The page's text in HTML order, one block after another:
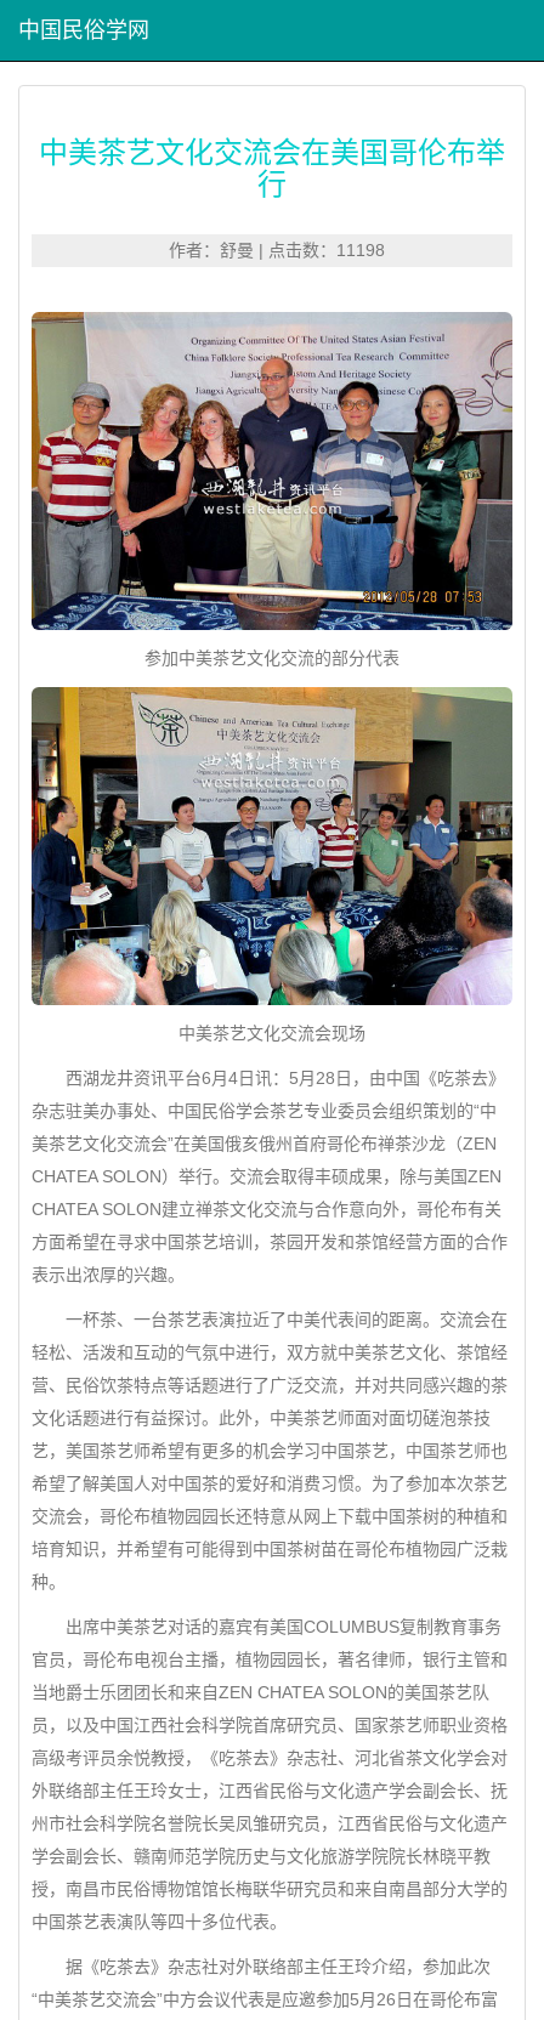
中国民俗学网
中美茶艺文化交流会在美国哥伦布举
行
作者：舒曼 | 点击数：11198
参加中美茶艺文化交流的部分代表
中美茶艺文化交流会现场
西湖龙井资讯平台6月4日讯：5月28日，由中国《吃茶去》
杂志驻美办事处、中国民俗学会茶艺专业委员会组织策划的“中
美茶艺文化交流会”在美国俄亥俄州首府哥伦布禅茶沙龙（ZEN
CHATEA SOLON）举行。交流会取得丰硕成果，除与美国ZEN
CHATEA SOLON建立禅茶文化交流与合作意向外，哥伦布有关
方面希望在寻求中国茶艺培训，茶园开发和茶馆经营方面的合作
表示出浓厚的兴趣。
一杯茶、一台茶艺表演拉近了中美代表间的距离。交流会在
轻松、活泼和互动的气氛中进行，双方就中美茶艺文化、茶馆经
营、民俗饮茶特点等话题进行了广泛交流，并对共同感兴趣的茶
文化话题进行有益探讨。此外，中美茶艺师面对面切磋泡茶技
艺，美国茶艺师希望有更多的机会学习中国茶艺，中国茶艺师也
希望了解美国人对中国茶的爱好和消费习惯。为了参加本次茶艺
交流会，哥伦布植物园园长还特意从网上下载中国茶树的种植和
培育知识，并希望有可能得到中国茶树苗在哥伦布植物园广泛栽
种。
出席中美茶艺对话的嘉宾有美国COLUMBUS复制教育事务
官员，哥伦布电视台主播，植物园园长，著名律师，银行主管和
当地爵士乐团团长和来自ZEN CHATEA SOLON的美国茶艺队
员，以及中国江西社会科学院首席研究员、国家茶艺师职业资格
高级考评员余悦教授，《吃茶去》杂志社、河北省茶文化学会对
外联络部主任王玲女士，江西省民俗与文化遗产学会副会长、抚
州市社会科学院名誉院长吴凤雏研究员，江西省民俗与文化遗产
学会副会长、赣南师范学院历史与文化旅游学院院长林晓平教
授，南昌市民俗博物馆馆长梅联华研究员和来自南昌部分大学的
中国茶艺表演队等四十多位代表。
据《吃茶去》杂志社对外联络部主任王玲介绍，参加此次
“中美茶艺交流会”中方会议代表是应邀参加5月26日在哥伦布富